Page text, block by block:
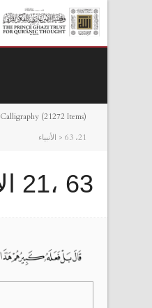
Calligraphy (21272 Items)
> 63 ،21 الأنبياء
63 ،21 الأنبياء